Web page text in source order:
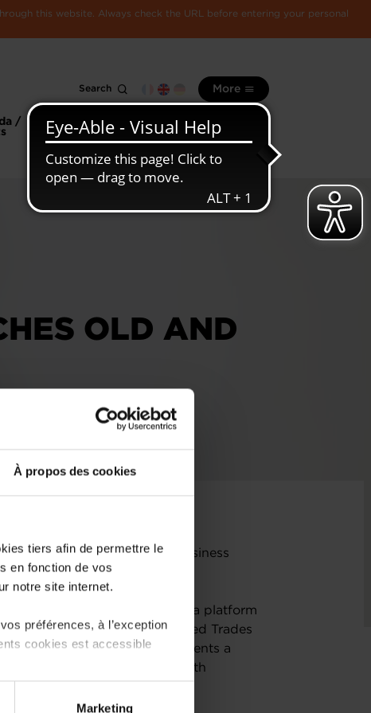
À propos des cookies
tiers afin de permettre le
en fonction de vos
notre site internet.
préférences, à l’exception
cookies est accessible
partage sur les réseaux
Marketing
this website. Always check the URL before entering your personal
Search More
/
information
Luxembourg
economy
OLD AND
challenge of bringing old business
are consistently listed on a platform
of Commerce, and Skilled Trades
ome owner to the next presents a
of deals make it to the end, both